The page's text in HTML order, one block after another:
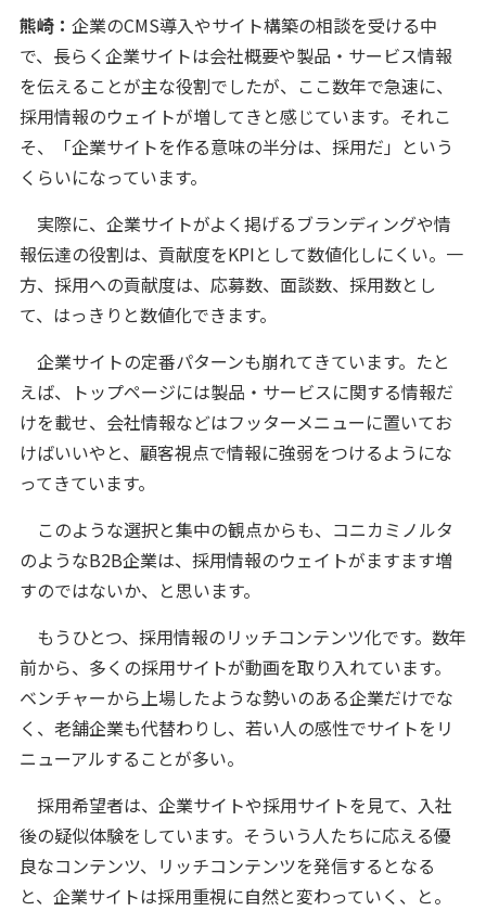
熊崎： 企業のCMS導入やサイト構築の相談を受ける中
で、長らく企業サイトは会社概要や製品・サービス情報
を伝えることが主な役割でしたが、ここ数年で急速に、
採用情報のウェイトが増してきと感じています。それこ
そ、「企業サイトを作る意味の半分は、採用だ」という
くらいになっています。
実際に、企業サイトがよく掲げるブランディングや情
報伝達の役割は、貢献度をKPIとして数値化しにくい。一
方、採用への貢献度は、応募数、面談数、採用数とし
て、はっきりと数値化できます。
企業サイトの定番パターンも崩れてきています。たと
えば、トップページには製品・サービスに関する情報だ
けを載せ、会社情報などはフッターメニューに置いてお
けばいいやと、顧客視点で情報に強弱をつけるようにな
ってきています。
このような選択と集中の観点からも、コニカミノルタ
のようなB2B企業は、採用情報のウェイトがますます増
すのではないか、と思います。
もうひとつ、採用情報のリッチコンテンツ化です。数年
前から、多くの採用サイトが動画を取り入れています。
ベンチャーから上場したような勢いのある企業だけでな
く、老舗企業も代替わりし、若い人の感性でサイトをリ
ニューアルすることが多い。
採用希望者は、企業サイトや採用サイトを見て、入社
後の疑似体験をしています。そういう人たちに応える優
良なコンテンツ、リッチコンテンツを発信するとなる
と、企業サイトは採用重視に自然と変わっていく、と。